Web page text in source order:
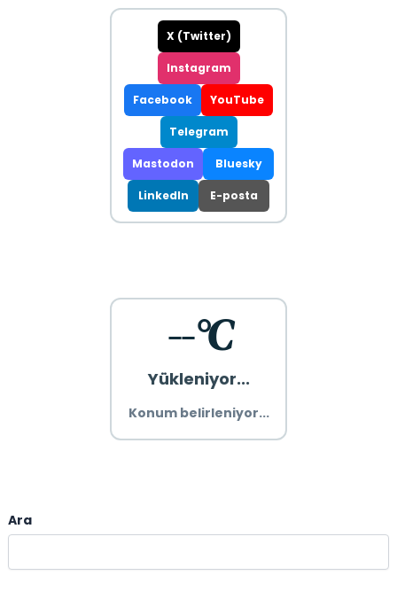
X (Twitter)
Instagram
Facebook YouTube
Telegram
Mastodon Bluesky
LinkedIn E-posta
--°C
Yükleniyor...
Konum belirleniyor...
Ara